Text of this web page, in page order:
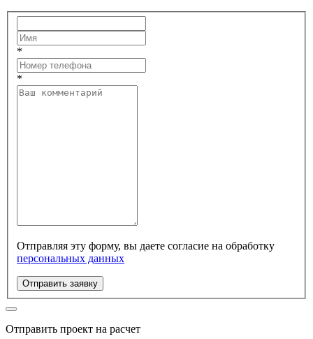
*
*
Отправляя эту форму, вы даете согласие на обработку
персональных данных
Отправить заявку
Отправить проект на расчет